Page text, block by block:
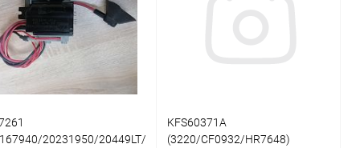
В наличии: 1шт.
CX510AV/DNFFA2003/HR7444)
BSC0508/BSC2408009/FCC2015AL/KT7010/HR7083)
20231950/20449LT/36ML02/4614522/DTA1417VF/
KFS60371A
(3220/CF0932/HR7648)